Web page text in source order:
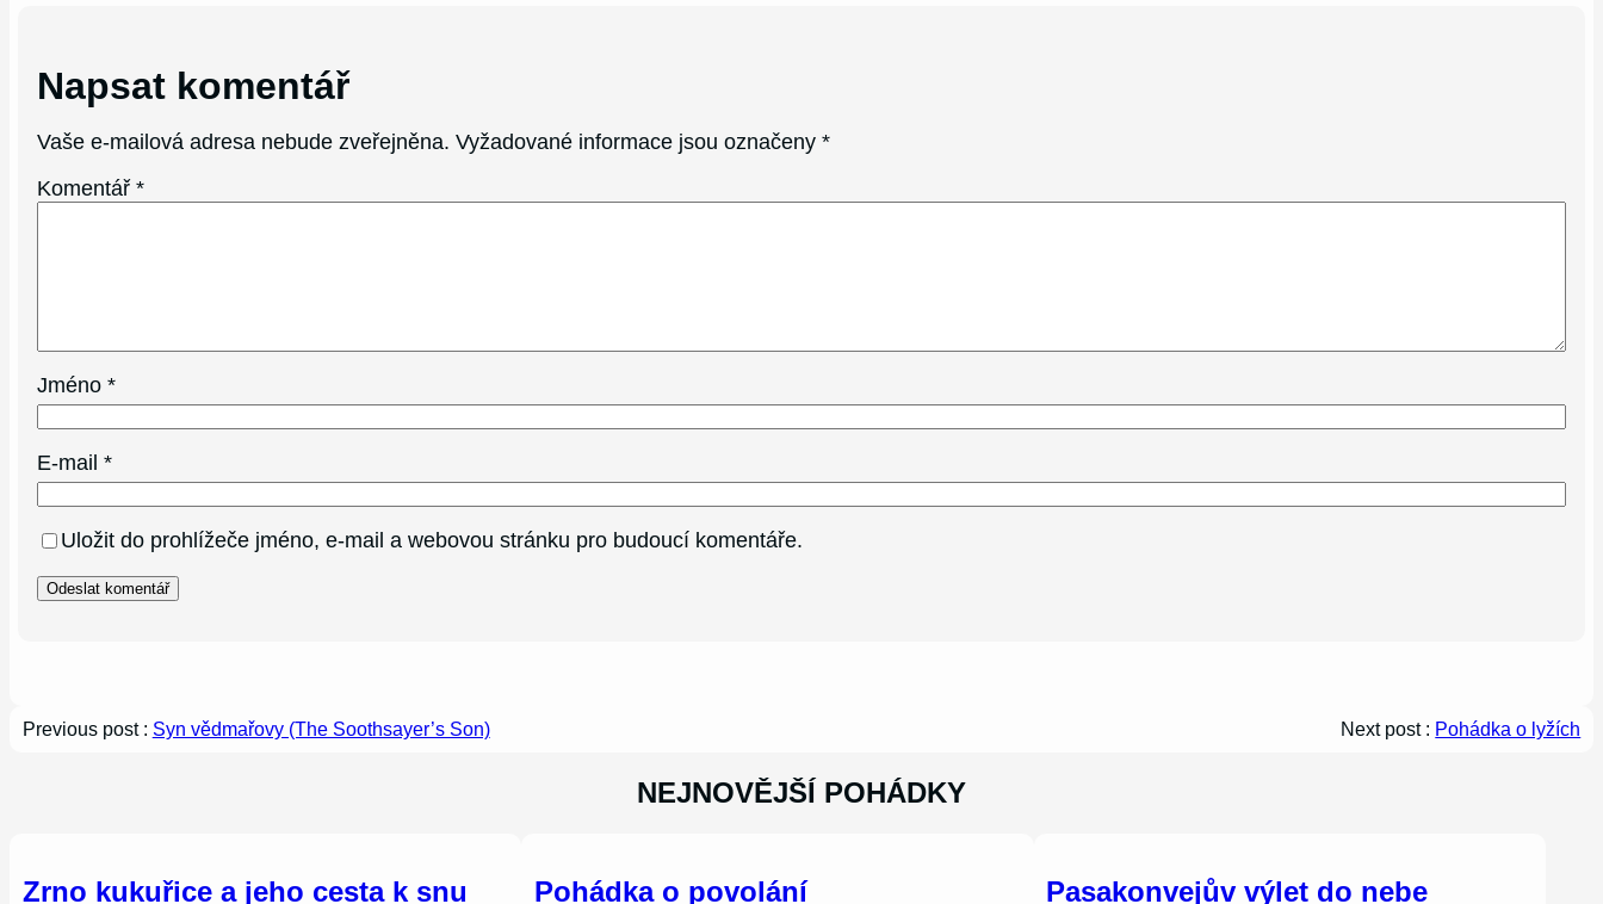
Napsat komentář
Vaše e-mailová adresa nebude zveřejněna. Vyžadované informace jsou označeny*
Komentář*
Jméno*
E-mail*
Uložit do prohlížeče jméno, e-mail a webovou stránku pro budoucí komentáře.
Previous post : Syn vědmařovy (The Soothsayer’s Son) Next post : Pohádka o lyžích
NEJNOVĚJŠÍ POHÁDKY
Zrno kukuřice a jeho cesta k snu Pohádka o povolání Pasakonvejův výlet do nebe